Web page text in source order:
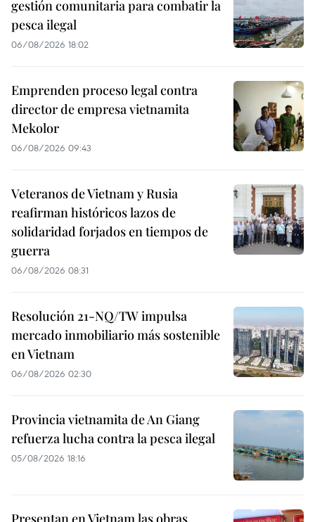
gestión comunitaria para combatir la
pesca ilegal
06/08/2026 18:02
Emprenden proceso legal contra
director de empresa vietnamita
Mekolor
06/08/2026 09:43
Veteranos de Vietnam y Rusia
reafirman históricos lazos de
solidaridad forjados en tiempos de
guerra
06/08/2026 08:31
Resolución 21-NQ/TW impulsa
mercado inmobiliario más sostenible
en Vietnam
06/08/2026 02:30
Provincia vietnamita de An Giang
refuerza lucha contra la pesca ilegal
05/08/2026 18:16